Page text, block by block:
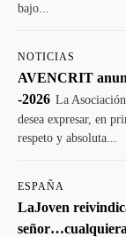
bajo...
NOTICIAS
AVENCRIT
-2026 La
desea expresar, en
respeto y absoluta...
ESPAÑA
LaJoven